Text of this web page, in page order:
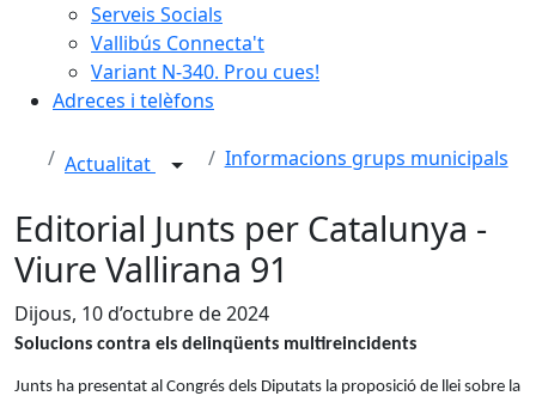
Serveis Socials
Vallibús Connecta't
Variant N-340. Prou cues!
Adreces i telèfons
Actualitat Informacions grups municipals
Editorial Junts per Catalunya -
Viure Vallirana 91
Dijous, 10 d’octubre de 2024
Solucions contra els delinqüents multireincidents
Junts ha presentat al Congrés dels Diputats la proposició de llei sobre la